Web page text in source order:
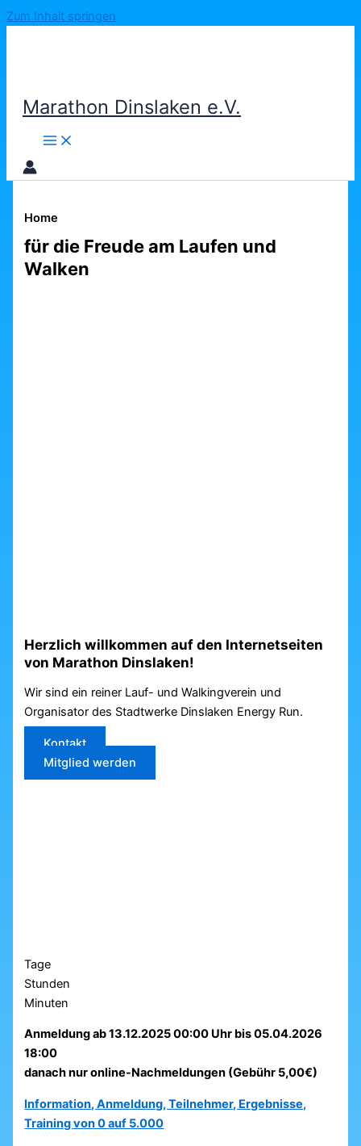
Zum Inhalt springen
Marathon Dinslaken e.V.
Home
für die Freude am Laufen und
Walken
Herzlich willkommen auf den Internetseiten
von Marathon Dinslaken!
Wir sind ein reiner Lauf- und Walkingverein und
Organisator des Stadtwerke Dinslaken Energy Run.
Kontakt
Mitglied werden
Tage
Stunden
Minuten
Anmeldung ab 13.12.2025 00:00 Uhr bis 05.04.2026
18:00
danach nur online-Nachmeldungen (Gebühr 5,00€)
Information, Anmeldung, Teilnehmer, Ergebnisse,
Training von 0 auf 5.000